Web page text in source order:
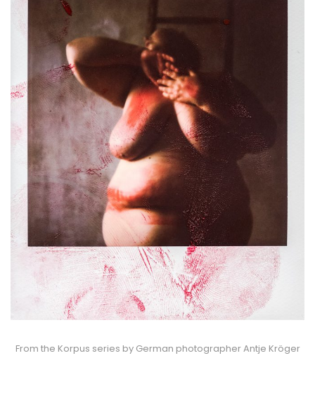
From the Korpus series by German photographer Antje Kröger